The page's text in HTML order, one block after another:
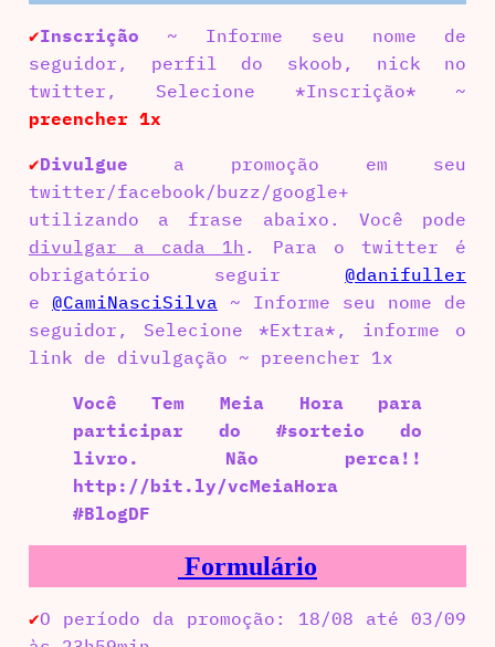
✔Inscrição ~ Informe seu nome de
seguidor, perfil do skoob, nick no
twitter, Selecione *Inscrição* ~
preencher 1x
✔Divulgue a promoção em seu
twitter/facebook/buzz/google+
utilizando a frase abaixo. Você pode
divulgar a cada 1h . Para o twitter é
obrigatório seguir @danifuller
e @CamiNasciSilva ~ Informe seu nome de
seguidor, Selecione *Extra*, informe o
link de divulgação ~ preencher 1x
Você Tem Meia Hora para
participar do #sorteio do
livro. Não perca!!
http://bit.ly/vcMeiaHora
#BlogDF
Formulário
✔O período da promoção: 18/08 até 03/09